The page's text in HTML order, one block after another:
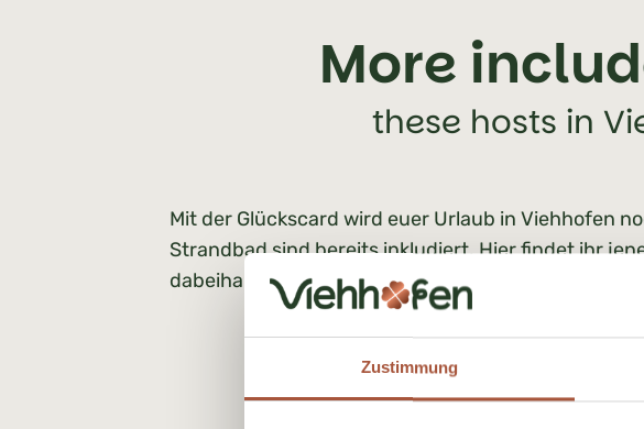
Zustimmung
More
these hosts in
Mit der Glückscard wird euer Urlaub in Viehhofen
Strandbad sind bereits inkludiert. Hier findet ihr
dabeihabt.